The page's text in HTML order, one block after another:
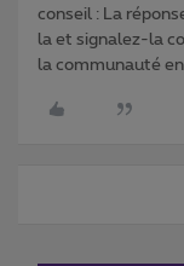
conseil : La
la et signalez-la
la communauté